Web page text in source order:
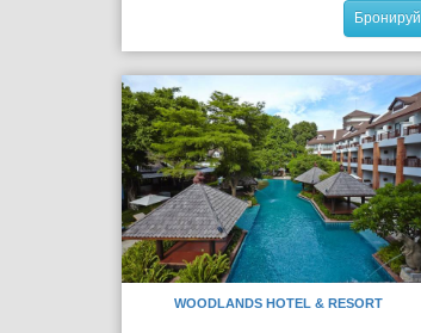
Бронируй
WOODLANDS HOTEL & RESORT